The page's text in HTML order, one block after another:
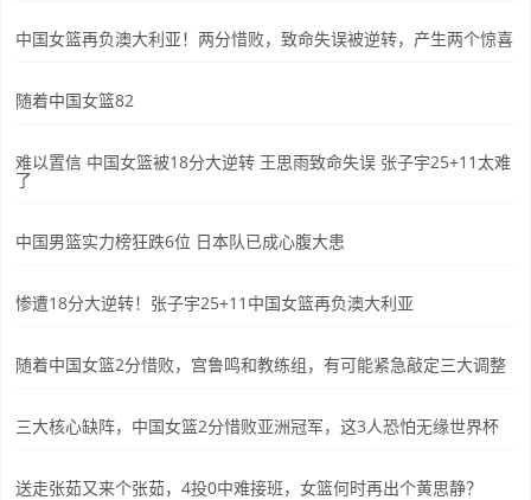
中国女篮再负澳大利亚！两分惜败，致命失误被逆转，产生两个惊喜
随着中国女篮82
难以置信 中国女篮被18分大逆转 王思雨致命失误 张子宇25+11太难
了
中国男篮实力榜狂跌6位 日本队已成心腹大患
惨遭18分大逆转！张子宇25+11中国女篮再负澳大利亚
随着中国女篮2分惜败，宫鲁鸣和教练组，有可能紧急敲定三大调整
三大核心缺阵，中国女篮2分惜败亚洲冠军，这3人恐怕无缘世界杯
送走张茹又来个张茹，4投0中难接班，女篮何时再出个黄思静？